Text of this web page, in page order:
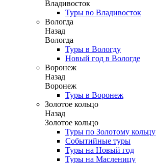
Владивосток
Туры во Владивосток
Вологда
Назад
Вологда
Туры в Вологду
Новый год в Вологде
Воронеж
Назад
Воронеж
Туры в Воронеж
Золотое кольцо
Назад
Золотое кольцо
Туры по Золотому кольцу
Событийные туры
Туры на Новый год
Туры на Масленицу